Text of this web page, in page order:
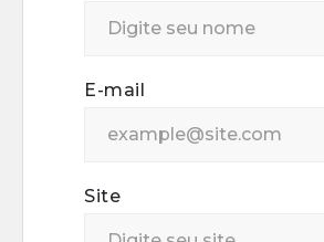
E-mail
Site